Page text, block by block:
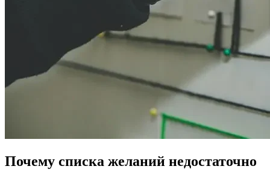
Почему списка желаний недостаточно